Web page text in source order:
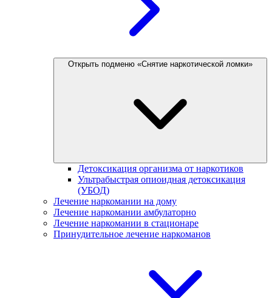
Открыть подменю «Снятие наркотической ломки»
Детоксикация организма от наркотиков
Ультрабыстрая опиоидная детоксикация
(УБОД)
Лечение наркомании на дому
Лечение наркомании амбулаторно
Лечение наркомании в стационаре
Принудительное лечение наркоманов